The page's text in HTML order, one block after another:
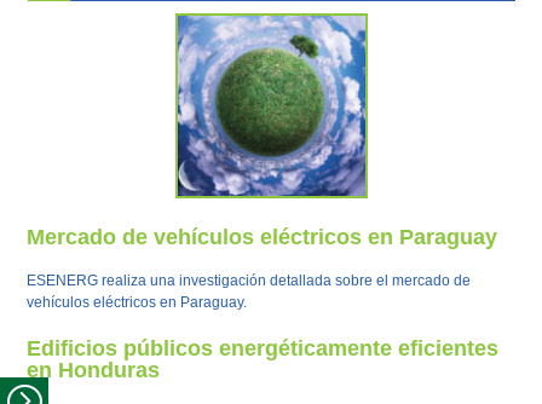
Mercado de vehículos eléctricos en Paraguay
ESENERG realiza una investigación detallada sobre el mercado de
vehículos eléctricos en Paraguay.
Edificios públicos energéticamente eficientes
en Honduras